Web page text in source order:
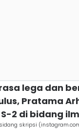
lega dan
Pratama
2 di bidang
skripsi